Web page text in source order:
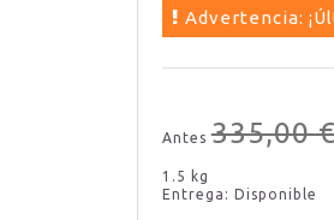
Advertencia:
Antes335,00
1.5 kg
Entrega: Disponible